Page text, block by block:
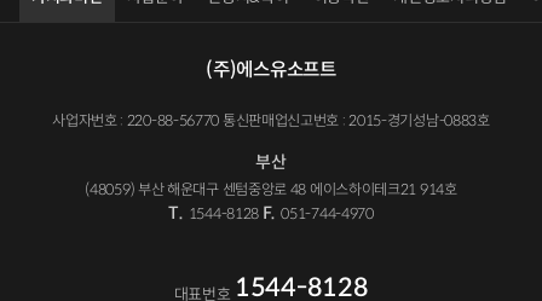
(주)에스유소프트
사업자번호 : 220-88-56770 통신판매업신고번호 : 2015-경기성남-0883호
부산
(48059) 부산 해운대구 센텀중앙로 48 에이스하이테크21 914호
T. 1544-8128 F. 051-744-4970
대표번호 1544-8128